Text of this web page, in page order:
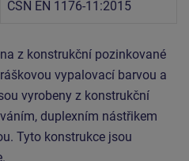
ČSN EN 1176-11:2015
z konstrukční pozinkované
vypalovací barvou a
vyrobeny z konstrukční
duplexním nástřikem
Tyto konstrukce jsou